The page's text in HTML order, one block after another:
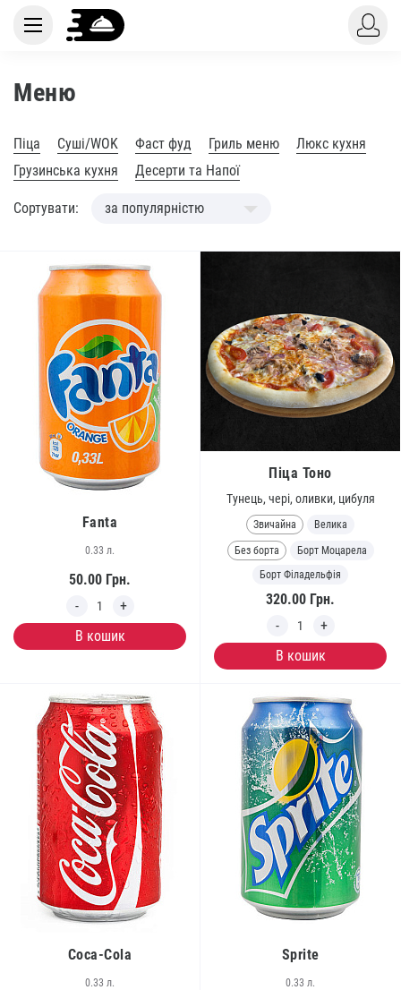
Меню
Піца Суші/WOK Фаст фуд Гриль меню
Люкс кухня
Грузинська кухня
Десерти та Напої
Сортувати: за популярністю
Fanta
0.33 л.
50.00 Грн.
В кошик
Піца Тоно
Тунець, чері, оливки, цибуля
Звичайна Велика
Без борта
Борт Моцарела
Борт Філадельфія
320.00 Грн.
В кошик
Coca-Cola
0.33 л.
Sprite
0.33 л.